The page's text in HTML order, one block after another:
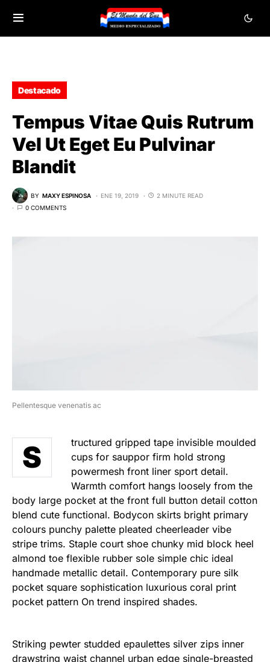
Destacado
Tempus Vitae Quis Rutrum
Vel Ut Eget Eu Pulvinar
Blandit
BY MAXY ESPINOSA ENE 19, 2019
2 MINUTE READ
0 COMMENTS
Pellentesque venenatis ac
S
tructured gripped tape invisible moulded
cups for sauppor firm hold strong
powermesh front liner sport detail.
Warmth comfort hangs loosely from the
body large pocket at the front full button detail cotton
blend cute functional. Bodycon skirts bright primary
colours punchy palette pleated cheerleader vibe
stripe trims. Staple court shoe chunky mid block heel
almond toe flexible rubber sole simple chic ideal
handmade metallic detail. Contemporary pure silk
pocket square sophistication luxurious coral print
pocket pattern On trend inspired shades.
Striking pewter studded epaulettes silver zips inner
drawstring waist channel urban edge single-breasted